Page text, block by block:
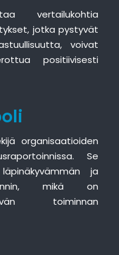
vertailukohtia
jotka pystyvät
voivat
positiivisesti
organisaatioiden
Se
ja
mikä on
toiminnan